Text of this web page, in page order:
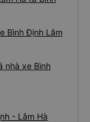
Bình Định Lâm
nhà xe Bình
- Lâm Hà